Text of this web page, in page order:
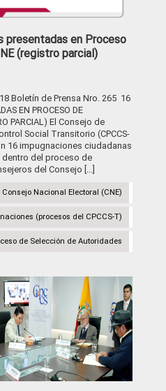
presentadas en Proceso
(registro parcial)
Boletín de Prensa Nro. 265 16
EN PROCESO DE
PARCIAL) El Consejo de
Social Transitorio (CPCCS-
16 impugnaciones ciudadanas
dentro del proceso de
del Consejo [...]
Consejo Nacional Electoral (CNE)
(procesos del CPCCS-T)
de Selección de Autoridades